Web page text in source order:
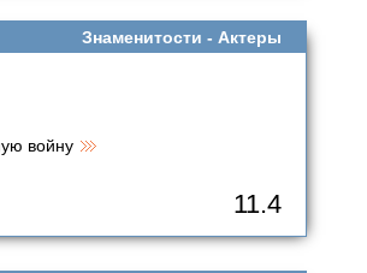
Знаменитости - Актеры
войну
11.4